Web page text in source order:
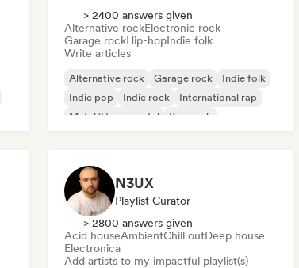
> 2400 answers given
Alternative rockElectronic rock
Garage rockHip-hopIndie folk
Write articles
Alternative rock Garage rock
Indie folk
Indie pop
Indie rock
International rap
Metal/Heavy metal
Pop rock
N3UX
Playlist Curator
> 2800 answers given
Acid houseAmbientChill outDeep house
Electronica
Add artists to my impactful playlist(s)